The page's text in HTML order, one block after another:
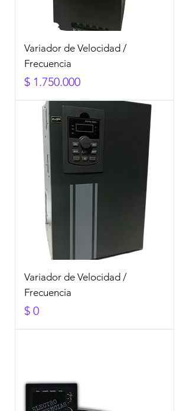
Variador de Velocidad /
Frecuencia
Precio
$ 1.750.000
Variador de Velocidad /
Frecuencia
Precio
$ 0